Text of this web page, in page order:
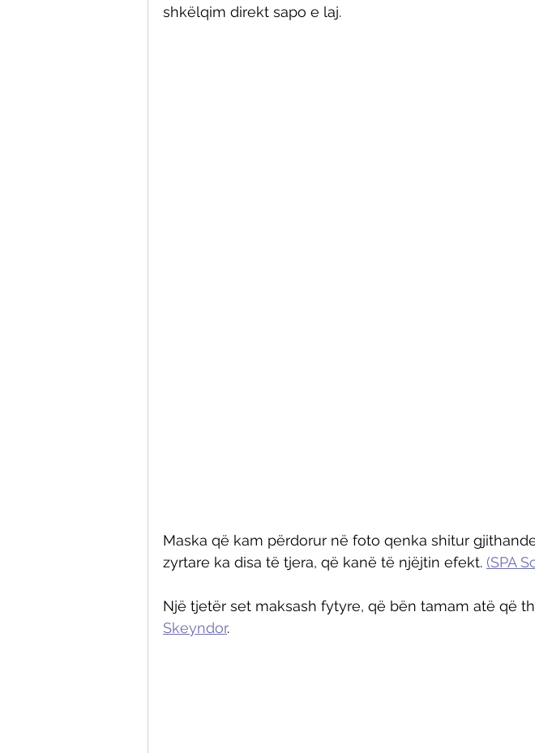
shkëlqim direkt sapo e laj.
Maska që kam përdorur në foto qenka shitur
zyrtare ka disa të tjera, që kanë të njëjtin efekt. (SPA
Një tjetër set maksash fytyre, që bën tamam atë që
Skeyndor.